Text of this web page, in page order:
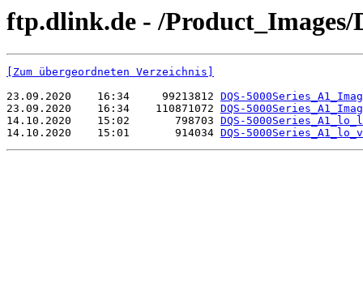
ftp.dlink.de - /Product_Images/
[Zum übergeordneten Verzeichnis]
23.09.2020    16:34     99213812 DQS-
23.09.2020    16:34    110871072 DQS-
14.10.2020    15:02       798703 DQS-
14.10.2020    15:01       914034 DQS-